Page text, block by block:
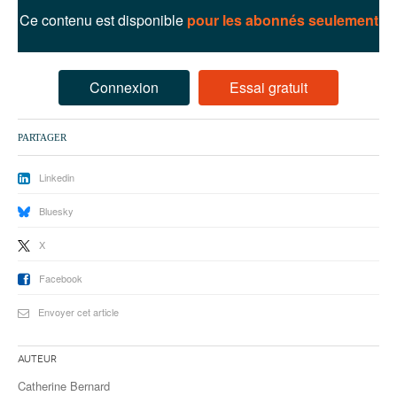
95
Ce contenu est disponible pour les abonnés seulement
Connexion Essai gratuit
PARTAGER
Linkedin
Bluesky
X
Facebook
Envoyer cet article
Auteur
Catherine Bernard